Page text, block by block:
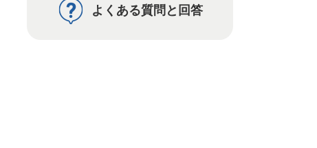
よくある質問と回答